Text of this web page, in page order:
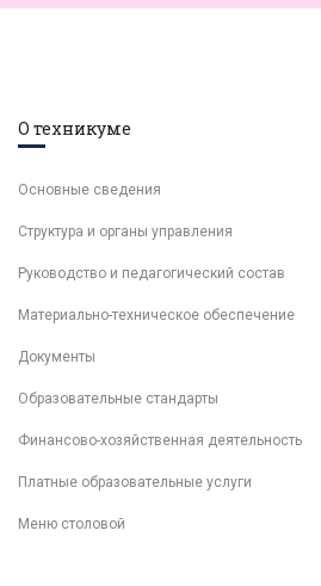
О техникуме
Основные сведения
Структура и органы управления
Руководство и педагогический состав
Материально-техническое обеспечение
Документы
Образовательные стандарты
Финансово-хозяйственная деятельность
Платные образовательные услуги
Меню столовой